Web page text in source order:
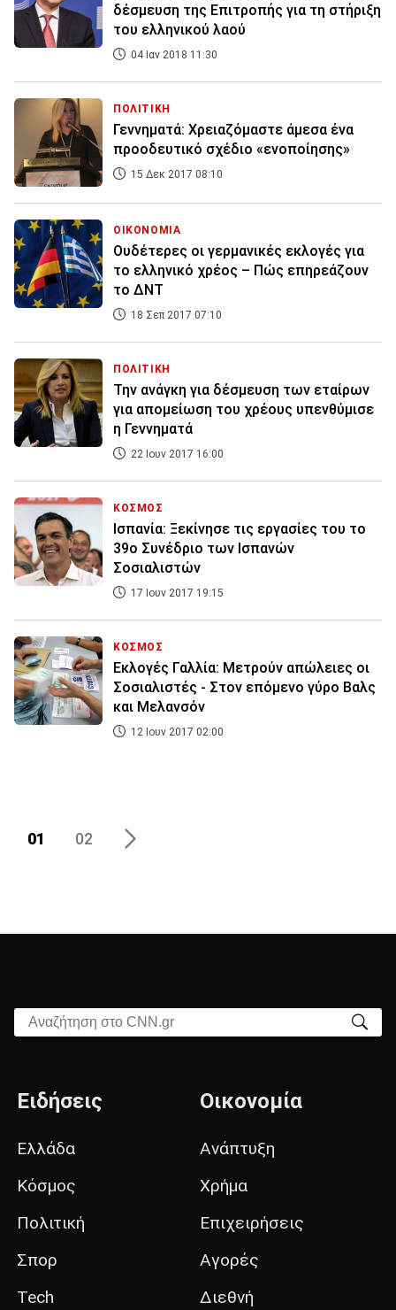
δέσμευση της Επιτροπής για τη στήριξη
του ελληνικού λαού
04 Ιαν 2018 11:30
ΠΟΛΙΤΙΚΗ
Γεννηματά: Χρειαζόμαστε άμεσα ένα
προοδευτικό σχέδιο «ενοποίησης»
15 Δεκ 2017 08:10
ΟΙΚΟΝΟΜΙΑ
Ουδέτερες οι γερμανικές εκλογές για
το ελληνικό χρέος – Πώς επηρεάζουν
το ΔΝΤ
18 Σεπ 2017 07:10
ΠΟΛΙΤΙΚΗ
Την ανάγκη για δέσμευση των εταίρων
για απομείωση του χρέους υπενθύμισε
η Γεννηματά
22 Ιουν 2017 16:00
ΚΟΣΜΟΣ
Ισπανία: Ξεκίνησε τις εργασίες του το
39ο Συνέδριο των Ισπανών
Σοσιαλιστών
17 Ιουν 2017 19:15
ΚΟΣΜΟΣ
Εκλογές Γαλλία: Μετρούν απώλειες οι
Σοσιαλιστές - Στον επόμενο γύρο Βαλς
και Μελανσόν
12 Ιουν 2017 02:00
01 02
Αναζήτηση στο CNN.gr
Ειδήσεις
Ελλάδα
Κόσμος
Πολιτική
Σπορ
Tech
Οικονομία
Ανάπτυξη
Χρήμα
Επιχειρήσεις
Αγορές
Διεθνή